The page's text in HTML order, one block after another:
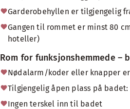
Garderobehyllen er tilgjengelig
Gangen til rommet er minst 80
hoteller)
Rom for funksjonshemmede –
Nødalarm/koder eller knapper
Tilgjengelig åpen plass på badet:
Ingen terskel inn til badet